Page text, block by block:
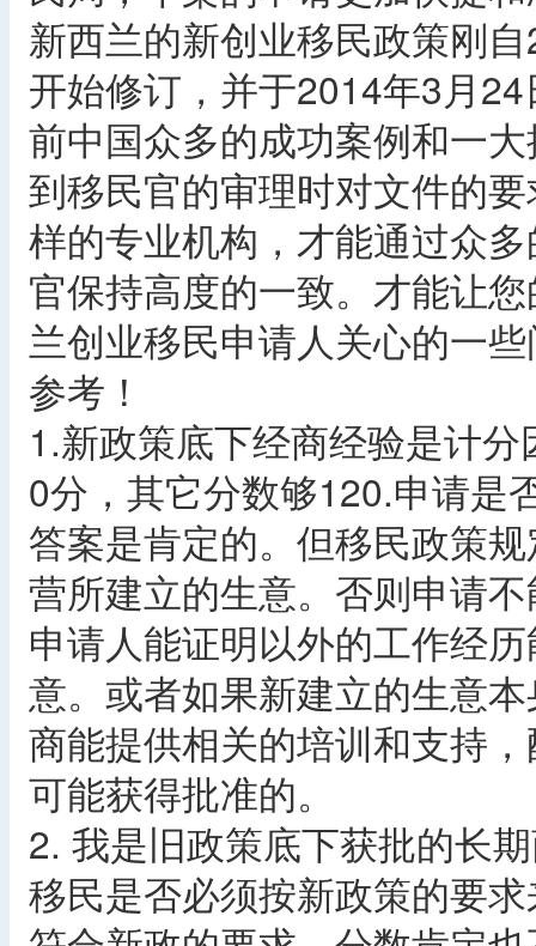
新西兰的新创业移民政策刚
开始修订，并于2014年3月
前中国众多的成功案例和一
到移民官的审理时对文件的
样的专业机构，才能通过众
官保持高度的一致。才能让
兰创业移民申请人关心的一
参考！
1.新政策底下经商经验是计
0分，其它分数够120.申请是
答案是肯定的。但移民政策
营所建立的生意。否则申请
申请人能证明以外的工作经
意。或者如果新建立的生意
商能提供相关的培训和支持
可能获得批准的。
2. 我是旧政策底下获批的长
移民是否必须按新政策的要